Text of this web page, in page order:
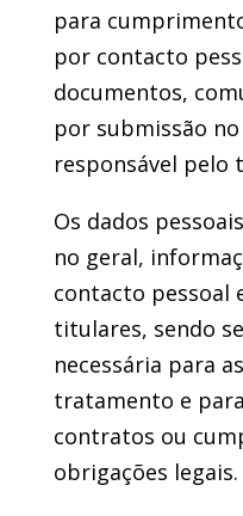
para
por contacto
documentos,
por submissão
responsável pelo
Os dados
no geral,
contacto pessoal
titulares, sendo
necessária para
tratamento e
contratos ou
obrigações legais.